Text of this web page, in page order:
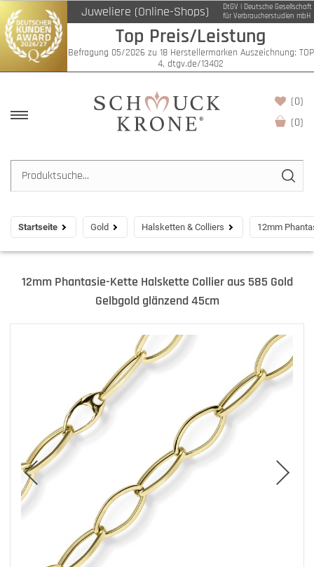
Juweliere (Online-Shops)
DtGV | Deutsche Gesellschaft
für Verbraucherstudien mbH
Top Preis/Leistung
Befragung 05/2026 zu 18 Herstellermarken Auszeichnung: TOP
4, dtgv.de/13402
(0)
(0)
Startseite Gold Halsketten & Colliers 12mm
12mm Phantasie-Kette Halskette Collier aus 585 Gold
Gelbgold glänzend 45cm